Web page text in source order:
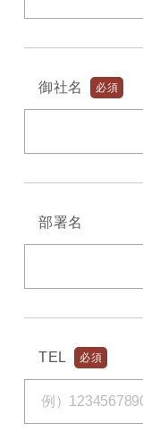
御社名 必須
部署名
TEL 必須